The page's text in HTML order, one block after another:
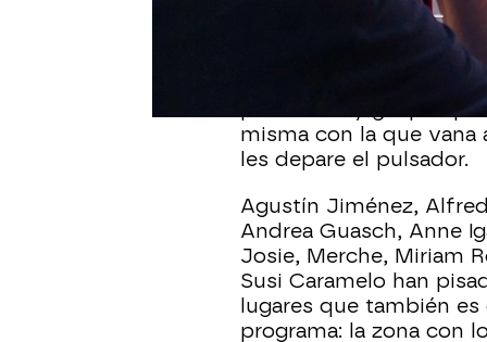
Uno de los momentos
una nueva temporada
. Los nueve
puesto muy guapos
misma con la que vana
les depare el pulsador.
Agustín Jiménez,
Andrea Guasch, Anne
Josie, Merche, Miriam
Susi Caramelo han
lugares que también es
programa: la zona con